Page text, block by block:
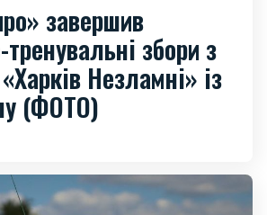
завершив
збори з
Незламні» із
(ФОТО)